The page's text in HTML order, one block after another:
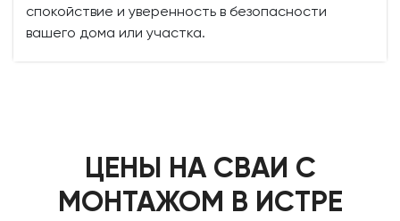
спокойствие и уверенность в безопасности
вашего дома или участка.
ЦЕНЫ НА СВАИ С
МОНТАЖОМ В ИСТРЕ